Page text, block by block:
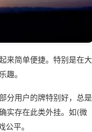
来简单便捷。特别是在大
趣。
分用户的牌特别好，总是
实存在此类外挂。如(微
平。